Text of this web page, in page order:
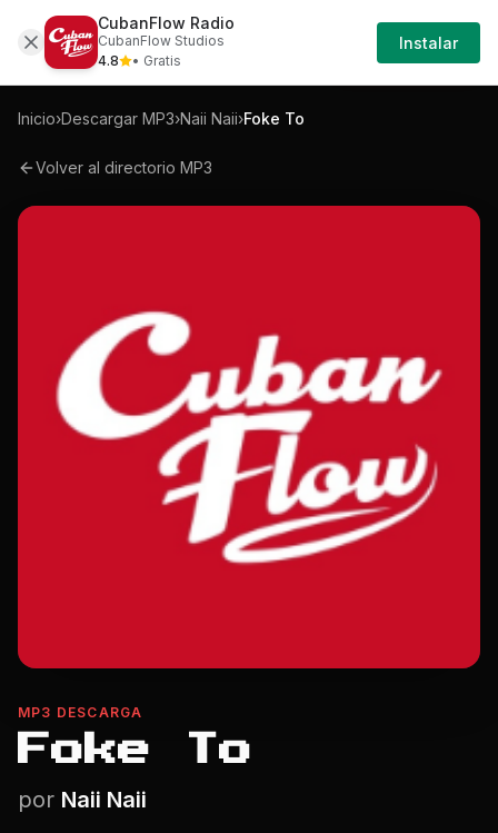
Mp3 Naii-naii-foke-to-mp3
Iniciar
Sesión
Inicio›Descargar MP3›Naii Naii›Foke To
Volver al directorio MP3
MP3 DESCARGA
Foke To
por Naii Naii
CubanFlow Radio
CubanFlow Studios
4.8
• Gratis
Instalar